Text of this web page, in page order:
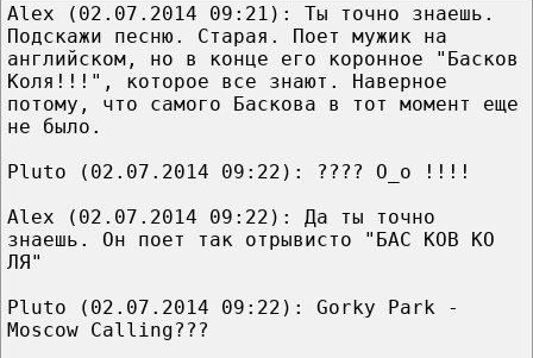
Alex (02.07.2014 09:21): Ты точно знаешь.
Подскажи песню. Старая. Поет мужик на
английском, но в конце его коронное "Басков
Коля!!!", которое все знают. Наверное
потому, что самого Баскова в тот момент еще
не было.
Pluto (02.07.2014 09:22): ???? О_о !!!!
Alex (02.07.2014 09:22): Да ты точно
знаешь. Он поет так отрывисто "БАС КОВ КО
ЛЯ"
Pluto (02.07.2014 09:22): Gorky Park -
Moscow Calling???